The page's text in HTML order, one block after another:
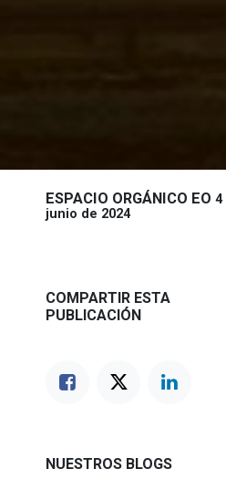
ESPACIO ORGÁNICO EO 4
junio de 2024
COMPARTIR ESTA
PUBLICACIÓN
NUESTROS BLOGS